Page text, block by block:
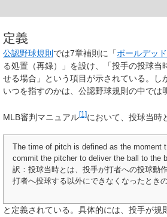
定義
公認野球規則 では7章補則に「ボールデッド
る処置（再録）」を設け、「投手の投球当
せる場合」という項目が示されている。し
いつを指すのかは、公認野球規則の中では
MLB審判マニュアル[1]において、投球当時
The time of pitch is defined as the moment
commit the pitcher to deliver the ball to the
訳：投球当時とは、投手が打者への投球動
打者へ投球する以外にできなくなったとき
と定義されている。具体的には、投手が規